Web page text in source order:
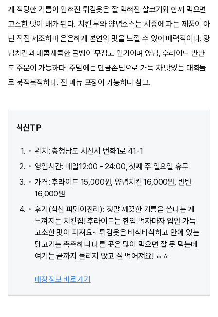
게 적당한 기름이 입혀진 튀김옷은 잘 익혀진 살코기와 함께 먹으면
고소한 맛이 배가 된다. 치킨 무와 양념소스는 시중에 파는 제품이 아
닌 직접 제조하며 은은하게 본연의 맛을 느낄 수 있어 매력적이다. 양
념치킨과 매콤새콤한 골뱅이 무침도 인기이며 양념, 후라이드 반반
도 주문이 가능하다. 주말에는 단골손님으로 가득 차 맛있는 대화들
로 북적북적하다. 전 메뉴 포장이 가능하니 참고.
식신TIP
위치: 충청남도 서산시 번화1로 41-1
영업시간: 매일12:00 - 24:00, 첫째 주 일요일 휴무
가격: 후라이드 15,000원, 양념치킨 16,000원, 반반
16,000원
후기(식신 파닭이진리): 정말 깨끗한 기름을 쓴다는 게
느껴지는 치킨집! 후라이드는 한입 먹자마자 입안 가득
고소한 맛이 퍼져요~ 튀김옷은 바삭바삭하고 안에 있는
닭고기는 촉촉하니 다른 곳은 많이 먹으면 잘 못 먹는데
여기는 끝까지 물리지 않고 잘 먹어져요! ㅎㅎ
매장정보 바로가기